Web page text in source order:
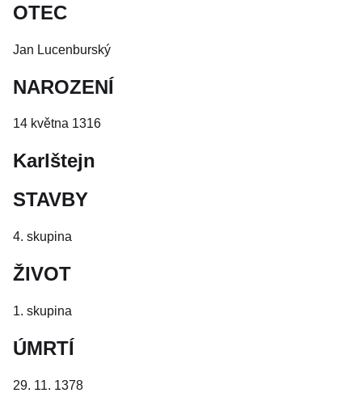
OTEC
Jan Lucenburský
NAROZENÍ
14 května 1316
Karlštejn
STAVBY
4. skupina
ŽIVOT
1. skupina
ÚMRTÍ
29. 11. 1378